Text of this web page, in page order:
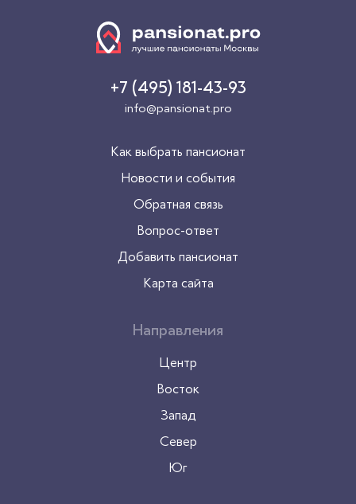
+7 (495) 181-43-93
info@pansionat.pro
Как выбрать пансионат
Новости и события
Обратная связь
Вопрос-ответ
Добавить пансионат
Карта сайта
Направления
Центр
Восток
Запад
Север
Юг